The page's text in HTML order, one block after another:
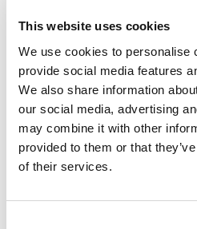
This website uses cookies
We use cookies to personalise
provide social media features
We also share information
our social media, advertising
may combine it with other
provided to them or that
of their services.
Ekranda [ALL] öğesinin yanıp
düğmelerini aynı anda yaklaşık
Bu işlem, hedef süre ayarlarını ilk
döndürür.